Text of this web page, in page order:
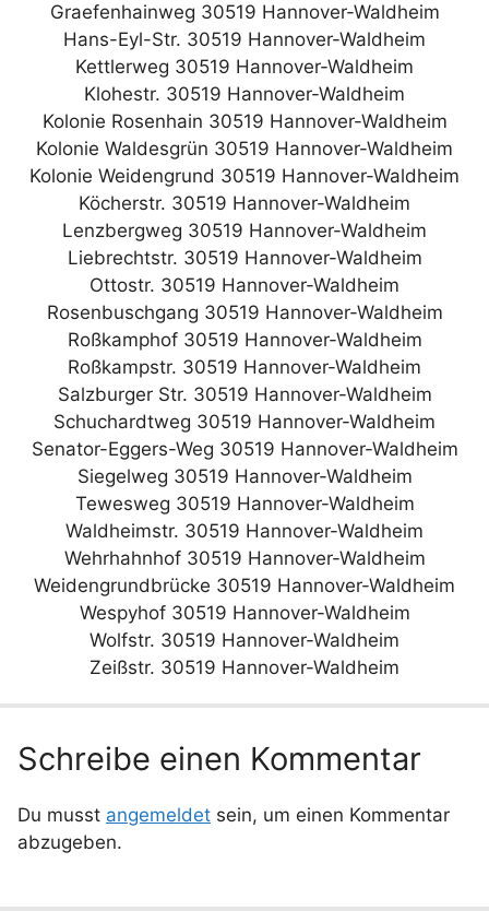
Graefenhainweg 30519 Hannover-Waldheim
Hans-Eyl-Str. 30519 Hannover-Waldheim
Kettlerweg 30519 Hannover-Waldheim
Klohestr. 30519 Hannover-Waldheim
Kolonie Rosenhain 30519 Hannover-Waldheim
Kolonie Waldesgrün 30519 Hannover-Waldheim
Kolonie Weidengrund 30519 Hannover-Waldheim
Köcherstr. 30519 Hannover-Waldheim
Lenzbergweg 30519 Hannover-Waldheim
Liebrechtstr. 30519 Hannover-Waldheim
Ottostr. 30519 Hannover-Waldheim
Rosenbuschgang 30519 Hannover-Waldheim
Roßkamphof 30519 Hannover-Waldheim
Roßkampstr. 30519 Hannover-Waldheim
Salzburger Str. 30519 Hannover-Waldheim
Schuchardtweg 30519 Hannover-Waldheim
Senator-Eggers-Weg 30519 Hannover-Waldheim
Siegelweg 30519 Hannover-Waldheim
Tewesweg 30519 Hannover-Waldheim
Waldheimstr. 30519 Hannover-Waldheim
Wehrhahnhof 30519 Hannover-Waldheim
Weidengrundbrücke 30519 Hannover-Waldheim
Wespyhof 30519 Hannover-Waldheim
Wolfstr. 30519 Hannover-Waldheim
Zeißstr. 30519 Hannover-Waldheim
Schreibe einen Kommentar
Du musst angemeldet sein, um einen Kommentar
abzugeben.